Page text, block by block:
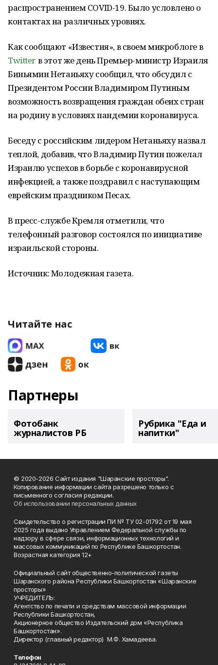
распространением COVID-19. Было условлено о
контактах на различных уровнях.
Как сообщают «Известия», в своем микроблоге в
Twitter в этот же день Премьер-министр Израиля
Биньямин Нетаньяху сообщил, что обсудил с
Президентом России Владимиром Путиным
возможность возвращения граждан обеих стран
на родину в условиях пандемии коронавируса.
Беседу с российским лидером Нетаньяху назвал
теплой, добавив, что Владимир Путин пожелал
Израилю успехов в борьбе с коронавирусной
инфекцией, а также поздравил с наступающим
еврейским праздником Песах.
В пресс-службе Кремля отметили, что
телефонный разговор состоялся по инициативе
израильской стороны.
Источник: Молодежная газета.
Читайте нас
Партнеры
Фотобанк
журналистов РБ
Рубрика "Еда и
напитки"
© 2020-2026 Сайт издания "Шаранские просторы".
Копирование информации сайта разрешено только с
письменного согласия редакции.
Об использовании персональных данных
Свидетельство о регистрации ПИ № ТУ 02-01792 от 19 мая
2025 года выдано Управлением Федеральной службы по
надзору в сфере связи, информационных технологий и
массовых коммуникаций по Республике Башкортостан.
Возрастная категория 12+
Официальный сайт общественно-политической газеты
Шаранского района Республики Башкортостан «Шаранские
просторы»
УЧРЕДИТЕЛЬ:
Агентство по печати и средствам массовой информации
Республики Башкортостан,
Акционерное общество Издательский дом «Республика
Башкортостан».
Директор (главный редактор) М.Ф. Хамадеева.
Телефон